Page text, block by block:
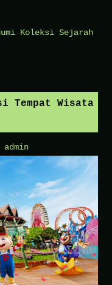
Koleksi Sejarah
Tempat Wisata
admin